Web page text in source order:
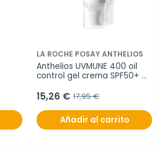
LA ROCHE POSAY ANTHELIOS
Anthelios UVMUNE 400 oil
control gel crema SPF50+
15,26 € 17,95 €
Añadir al carrito